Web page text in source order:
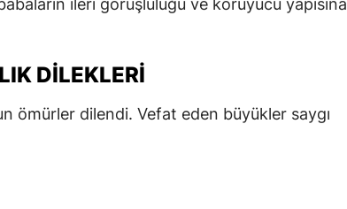
Hakkari
Isparta
Mersin
ileri görüşlülüğü ve koruyucu yapısına
DILEKLERI
ömürler dilendi. Vefat eden büyükler saygı